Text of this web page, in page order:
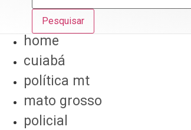
Pesquisar
home
cuiabá
política mt
mato grosso
policial